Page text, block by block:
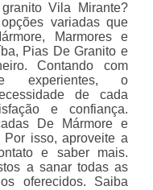
Vila Mirante?
variadas que
Marmores e
Pias De Granito e
Contando com
e experientes, o
de cada
e confiança.
De Mármore e
isso, aproveite a
e saber mais.
a sanar todas as
oferecidos. Saiba